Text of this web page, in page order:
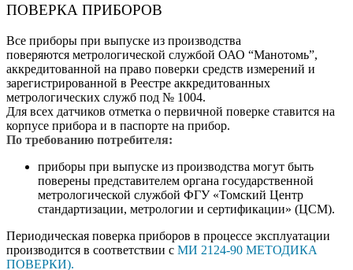
ПОВЕРКА ПРИБОРОВ
Все приборы при выпуске из производства
поверяются метрологической службой ОАО “Манотомь”,
аккредитованной на право поверки средств измерений и
зарегистрированной в Реестре аккредитованных
метрологических служб под № 1004.
Для всех датчиков отметка о первичной поверке ставится на
корпусе прибора и в паспорте на прибор.
По требованию потребителя:
приборы при выпуске из производства могут быть
поверены представителем органа государственной
метрологической службой ФГУ «Томский Центр
стандартизации, метрологии и сертификации» (ЦСМ).
Периодическая поверка приборов в процессе эксплуатации
производится в соответствии c МИ 2124-90 МЕТОДИКА
ПОВЕРКИ).